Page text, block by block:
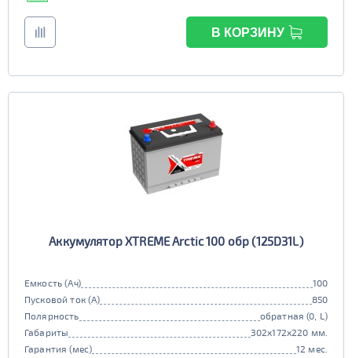
В КОРЗИНУ
Аккумулятор XTREME Arctic 100 обр (125D31L)
Емкость (Ач)
100
Пусковой ток (А)
850
Полярность
обратная (0, L)
Габариты
302x172x220 мм.
Гарантия (мес)
12 мес.